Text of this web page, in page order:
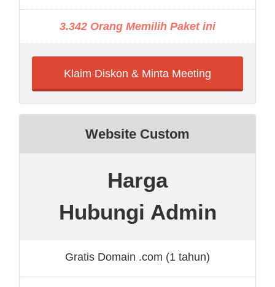
3.342 Orang Memilih Paket ini
Klaim Diskon & Minta Meeting
Website Custom
Harga
Hubungi Admin
Gratis Domain .com (1 tahun)